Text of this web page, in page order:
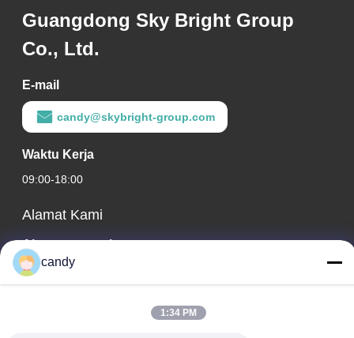
Guangdong Sky Bright Group
Co., Ltd.
E-mail
candy@skybright-group.com
Waktu Kerja
09:00-18:00
Alamat Kami
Alamat perusahaan
RM. 1601-1603, 1606-1608, 1610, NO. 21 JIHUA 5TH RD,
JALAN ZUMIAO, KECAMATAN CHANCHENG, FOSHAN,
candy
1:34 PM